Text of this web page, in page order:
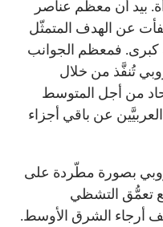
بيد أن معظم عناصر
عن الهدف المتمثّل
كبرى. فمعظم الجوانب
تُنفَّذ من خلال
من أجل المتوسط
عن باقي أجزاء
بصورة مطّردة على
تعمُّق التشظي
أرجاء الشرق الأوسط.